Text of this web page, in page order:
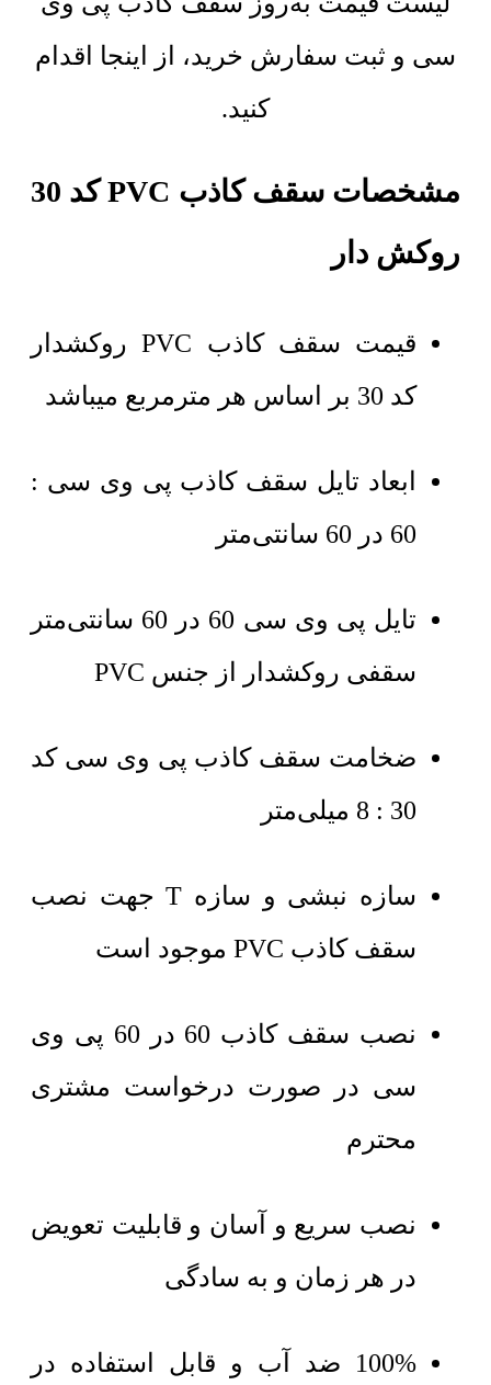
سی و ثبت سفارش خرید، از اینجا اقدام
کنید.
مشخصات سقف کاذب PVC کد 30
روکش دار
قیمت سقف کاذب PVC روکشدار
کد 30 بر اساس هر مترمربع میباشد
ابعاد تایل سقف کاذب پی وی سی :
60 در 60 سانتی‌متر
تایل پی وی سی 60 در 60 سانتی‌متر
سقفی روکشدار از جنس PVC
ضخامت سقف کاذب پی وی سی کد
30 : 8 میلی‌متر
سازه نبشی و سازه T جهت نصب
سقف کاذب PVC موجود است
نصب سقف کاذب 60 در 60 پی وی
سی در صورت درخواست مشتری
محترم
نصب سریع و آسان و قابلیت تعویض
در هر زمان و به سادگی
100% ضد آب و قابل استفاده در